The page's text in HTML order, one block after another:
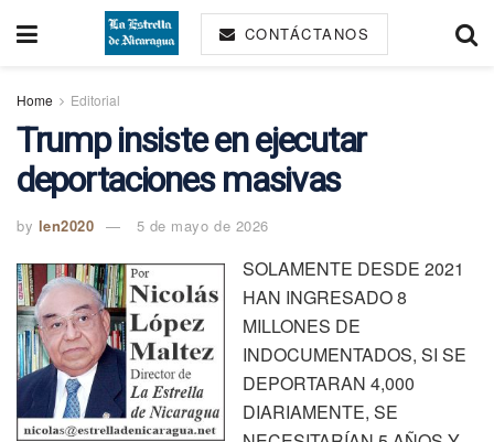
CONTÁCTANOS
Home Editorial
Trump insiste en ejecutar
deportaciones masivas
by len2020 5 de mayo de 2026
SOLAMENTE DESDE 2021
HAN INGRESADO 8
MILLONES DE
INDOCUMENTADOS, SI SE
DEPORTARAN 4,000
DIARIAMENTE, SE